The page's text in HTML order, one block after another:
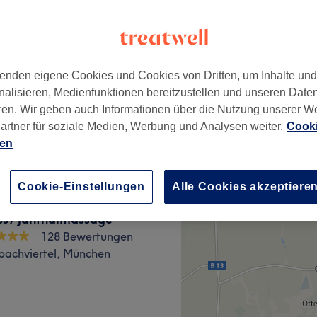
35 €
Studio Marina Tsalina
Thaimassage &
/ Janthaimassage
128 Bewertungen
München
eigene Cookies und Cookies von Dritten, um Inhalte
Medienfunktionen bereitzustellen und unseren
Wir geben auch Informationen über die Nutzung unserer
für soziale Medien, Werbung und Analysen weiter.
Cookie-Einstellungen Alle Cookies akzeptieren